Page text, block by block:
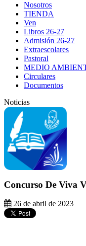
Nosotros
TIENDA
Ven
Libros 26-27
Admisión 26-27
Extraescolares
Pastoral
MEDIO
Circulares
Documentos
Noticias
Concurso De Viva
26 de abril de 2023